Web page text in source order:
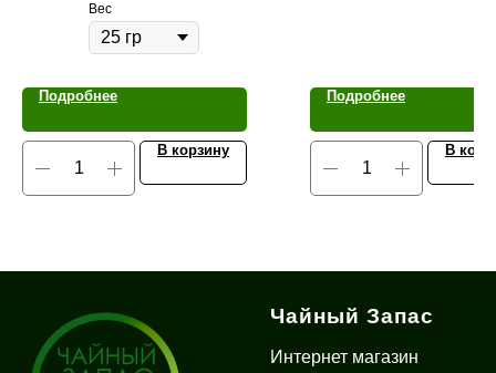
Вес
Подробнее
В корзину
Подробнее
В
Чайный Запас
Интернет магазин